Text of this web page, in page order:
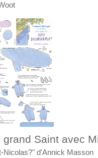
Saint avec
Nicolas?" d'Annick Masson